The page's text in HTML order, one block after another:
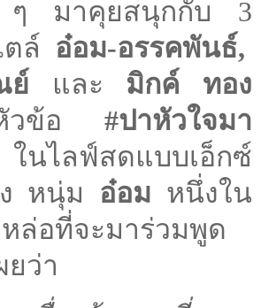
มาคุยสนุกกับ
3
ตล์ อ๋อม-อรรคพันธ์,
ย์ และ มิกค์ ทอง
วข้อ #ปาหัวใจมา
ในไลฟ์สดแบบเอ็กซ์
หนุ่ม อ๋อม หนึ่งใน
ล่อที่จะมาร่วมพูด
ยว่า